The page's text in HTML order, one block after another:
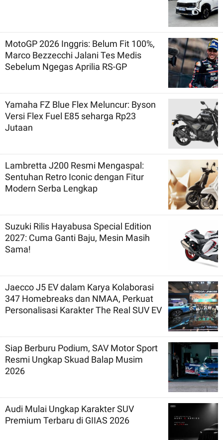
MotoGP 2026 Inggris: Belum Fit 100%,
Marco Bezzecchi Jalani Tes Medis
Sebelum Ngegas Aprilia RS-GP
Yamaha FZ Blue Flex Meluncur: Byson
Versi Flex Fuel E85 seharga Rp23
Jutaan
Lambretta J200 Resmi Mengaspal:
Sentuhan Retro Iconic dengan Fitur
Modern Serba Lengkap
Suzuki Rilis Hayabusa Special Edition
2027: Cuma Ganti Baju, Mesin Masih
Sama!
Jaecco J5 EV dalam Karya Kolaborasi
347 Homebreaks dan NMAA, Perkuat
Personalisasi Karakter The Real SUV EV
Siap Berburu Podium, SAV Motor Sport
Resmi Ungkap Skuad Balap Musim
2026
Audi Mulai Ungkap Karakter SUV
Premium Terbaru di GIIAS 2026